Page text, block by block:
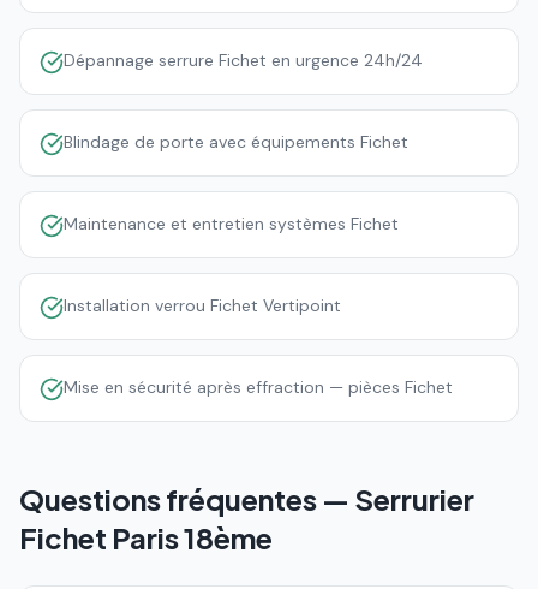
Dépannage serrure Fichet en urgence 24h/24
Blindage de porte avec équipements Fichet
Maintenance et entretien systèmes Fichet
Installation verrou Fichet Vertipoint
Mise en sécurité après effraction — pièces Fichet
Questions fréquentes — Serrurier
Fichet Paris 18ème